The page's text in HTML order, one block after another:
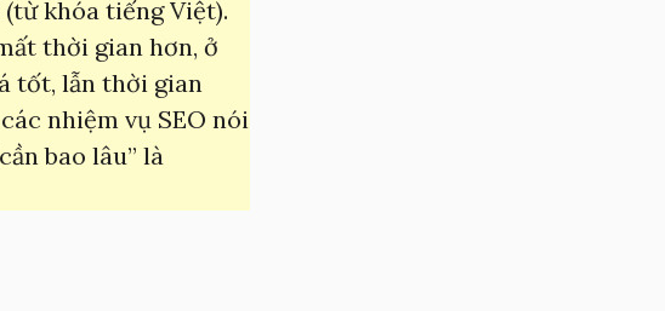
khóa tiếng Việt).
thời gian hơn, ở
tốt, lẫn thời gian
nhiệm vụ SEO nói
bao lâu” là